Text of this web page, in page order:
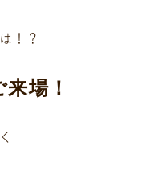
！？
場！